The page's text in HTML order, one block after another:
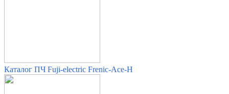
Каталог ПЧ Fuji-electric Frenic-Ace-H